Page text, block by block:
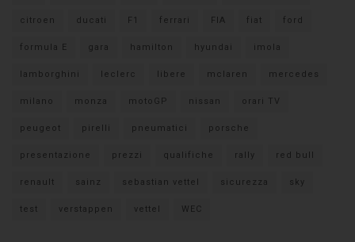
citroen ducati F1 ferrari FIA fiat ford
formula E gara hamilton hyundai imola
lamborghini leclerc libere mclaren mercedes
milano monza motoGP nissan orari TV
peugeot pirelli pneumatici porsche
presentazione prezzi qualifiche rally red bull
renault sainz sebastian vettel sicurezza sky
test verstappen vettel WEC